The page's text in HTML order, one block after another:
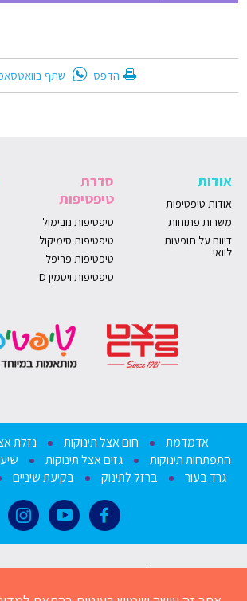
הדפס שתף
אודות
אודות טיפטיפות
משרות פתוחות
דיווח על תופעות
לוואי
סדרת
טיפטיפות
טיפטיפות נובימול
טיפטיפות סימיקול
טיפטיפות פריפל
טיפטיפות ויטמין D
אדמדמת חום אצל תינוקות
נזלת
התפתחות תינוקות
גזים אצל תינוקות
גרד בעור
ברזל לתינוק בקיעת שיניים
מחשבון נובימול צור קשר בנק כתבות